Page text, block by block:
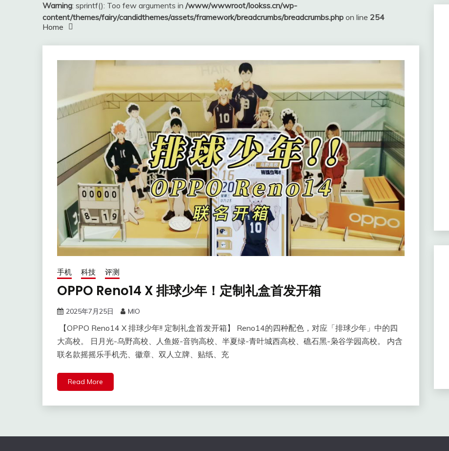
Warning: sprintf(): Too few arguments in /www/wwwroot/lookss.cn/wp-
content/themes/fairy/candidthemes/assets/framework/breadcrumbs/breadcrumbs.php on line 254
Home
手机 科技 评测
OPPO Reno14 X 排球少年！定制礼盒首发开箱
2025年7月25日 MIO
【OPPO Reno14 X 排球少年!! 定制礼盒首发开箱】 Reno14的四种配色，对应「排球少年」中的四
大高校。 日月光-乌野高校、人鱼姬-音驹高校、半夏绿-青叶城西高校、礁石黑-枭谷学园高校。 内含
联名款摇摇乐手机壳、徽章、双人立牌、贴纸、充
Read More